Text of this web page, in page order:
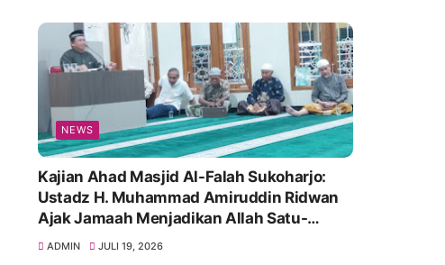
NEWS
Kajian Ahad Masjid Al-Falah Sukoharjo:
Ustadz H. Muhammad Amiruddin Ridwan
Ajak Jamaah Menjadikan Allah Satu-
Satunya Tempat Bergantung
ADMIN JULI 19, 2026